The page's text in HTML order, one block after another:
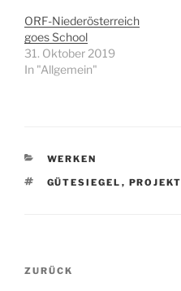
ORF-Niederösterreich
goes School
31. Oktober 2019
In "Allgemein"
KATEGORIEN
WERKEN
SCHLAGWÖRTER
GÜTESIEGEL , PROJEKT
Beitragsnavigation
Vorheriger
ZURÜCK